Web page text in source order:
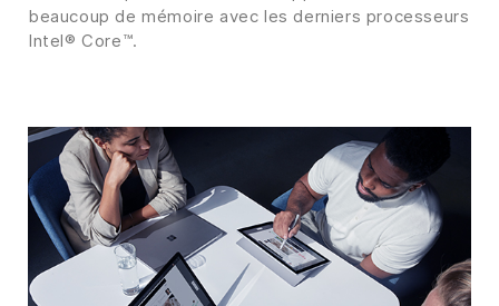
beaucoup de mémoire avec les derniers processeurs
Intel® Core™.